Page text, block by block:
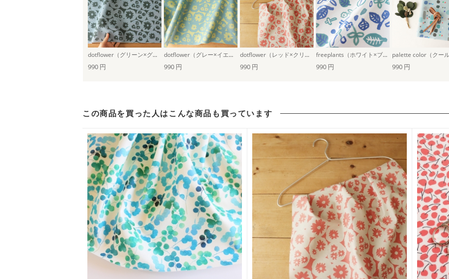
dotflower（グリーン×グレー） dotflower（グレー×イエロー） dotflower（レッド×クリーム） freeplants（ホワイト×ブルー）
990 円 990 円 990 円 990 円 990 円
この商品を買った人はこんな商品も買っています